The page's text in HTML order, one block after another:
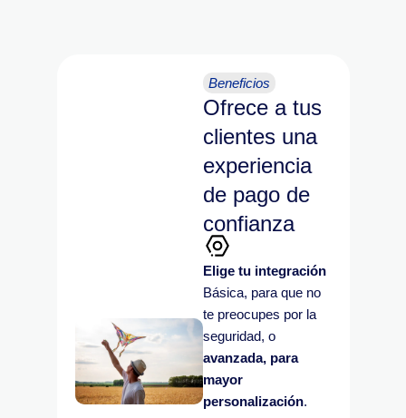
Beneficios
Ofrece a tus
clientes una
experiencia
de pago de
confianza
Elige tu integración
Básica, para que no
te preocupes por la
seguridad, o
avanzada, para
mayor
personalización.